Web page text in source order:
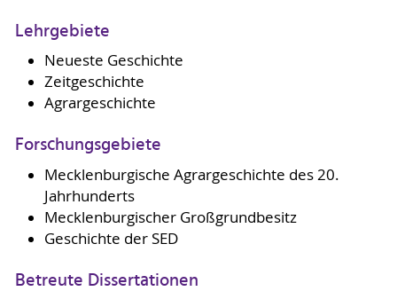
Lehrgebiete
Neueste Geschichte
Zeitgeschichte
Agrargeschichte
Forschungsgebiete
Mecklenburgische Agrargeschichte des 20.
Jahrhunderts
Mecklenburgischer Großgrundbesitz
Geschichte der SED
Betreute Dissertationen